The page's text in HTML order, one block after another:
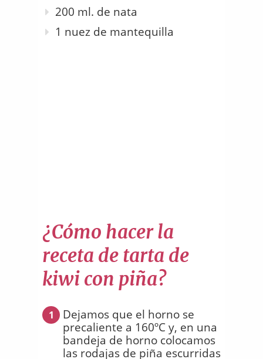
200 ml. de nata
1 nuez de mantequilla
¿Cómo hacer la
receta de tarta de
kiwi con piña?
1
Dejamos que el horno se
precaliente a 160ºC y, en una
bandeja de horno colocamos
las rodajas de piña escurridas